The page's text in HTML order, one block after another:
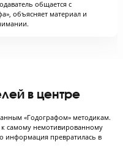
общается с
объясняет материал и
понимании.